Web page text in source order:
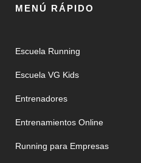
MENÚ RÁPIDO
Escuela Running
Escuela VG Kids
Entrenadores
Entrenamientos Online
Running para Empresas